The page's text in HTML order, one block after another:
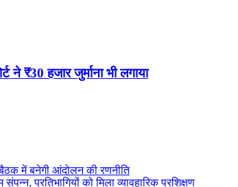
₹30 हजार जुर्माना भी लगाया
में बनेगी आंदोलन की रणनीति
प्रतिभागियों को मिला व्यावहारिक प्रशिक्षण